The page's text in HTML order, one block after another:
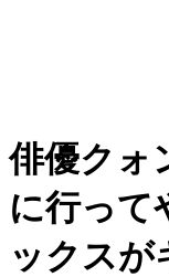
俳優クォ
に行っ
ックスが